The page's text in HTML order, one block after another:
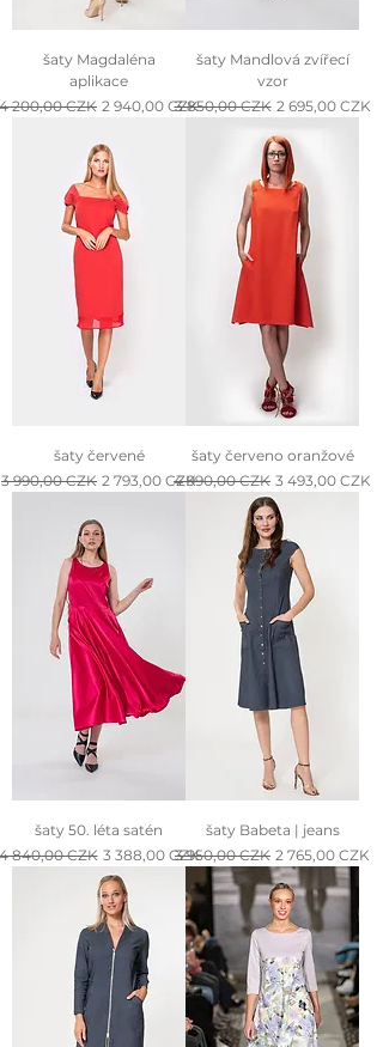
šaty Magdaléna
aplikace
cena
4 200,00 CZK Zľavnená cena
2 940,00 CZK
šaty Mandlová zvířecí
vzor
Normálna cena
3 850,00 CZK Zľavnená cena
2 695,00 CZK
šaty červené
Normálna cena
3 990,00 CZK Zľavnená cena
2 793,00 CZK
šaty červeno oranžové
Normálna cena
4 990,00 CZK Zľavnená cena
3 493,00 CZK
šaty 50. léta satén
cena
840,00 CZK Zľavnená cena
3 388,00 CZK
šaty Babeta | jeans
Normálna cena
3 950,00 CZK Zľavnená cena
2 765,00 CZK